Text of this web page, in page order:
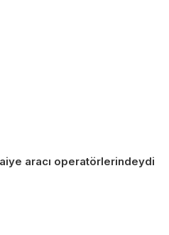
aracı operatörlerindeydi